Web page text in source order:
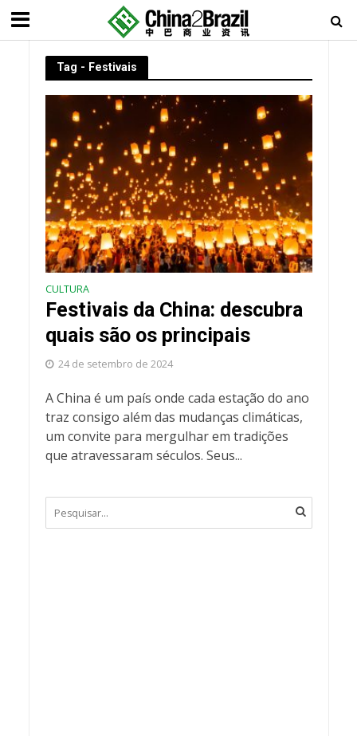
Tag - Festivais
CULTURA
Festivais da China: descubra
quais são os principais
24 de setembro de 2024
A China é um país onde cada estação do ano
traz consigo além das mudanças climáticas,
um convite para mergulhar em tradições
que atravessaram séculos. Seus...